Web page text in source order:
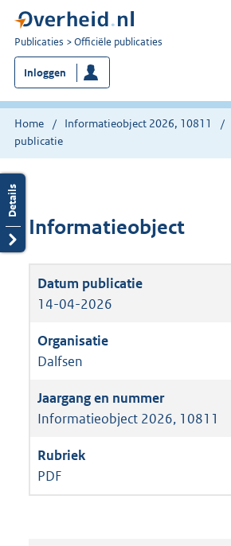
U
bent
nu
hier:
Publicaties Officiële publicaties
Inloggen
Home Informatieobject 2026, 10811
publicatie
Informatieobject
14-04-2026
Dalfsen
Informatieobject 2026, 10811
PDF